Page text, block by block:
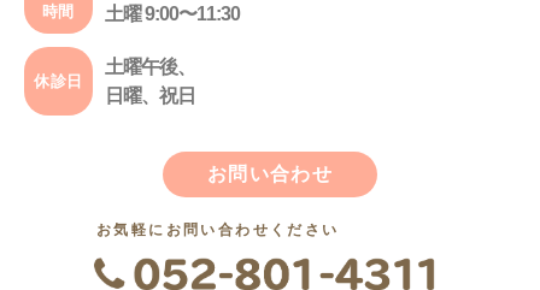
時間
土曜 9:00〜11:30
休診日
土曜午後、
日曜、祝日
お問い合わせ
お気軽にお問い合わせください